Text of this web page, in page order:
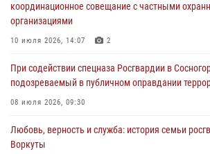
Временно исполняющий обязанности
Росгвардии по Республике Коми лично
В Усинске росгвардейцы оперативно отработали
30 июля 2026, 13:53
В Санкт-Петербурге прошел окружной этап
Всероссийского конкурса профессионального
координационное совещание с частными
организациями
10 июля 2026, 14:07 2
При содействии спецназа Росгвардии в
подозреваемый в публичном оправдании
08 июля 2026, 09:30
Любовь, верность и служба: история семьи
Воркуты